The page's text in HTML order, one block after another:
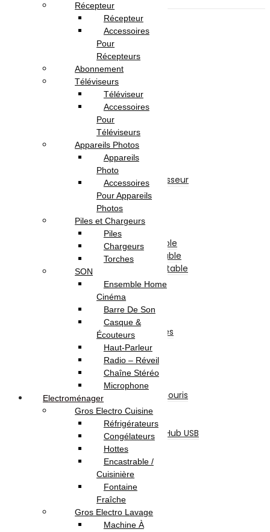
Informatique
Ordinateur Portable
Pc Portable
Pc Portable Gamer
Pc Portable Pro
Ordinateur de Bureau
Ecran
Pc de Bureau
Pc de Bureau Gamer
Pc Tout En Un
Composants Informatique
Disque Dur Interne
Afficheur
Ventilateur & Refroidisseur
Processeur
Barette Mémoire
Carte Mère
Carte Graphique
Clavier Pour Pc Portable
Batterie Pour Pc Portable
Chargeur Pour Pc Portable
Boite D’alimentation
Boitier
Lecteur & Graveur
Divers
Accessoires et Périphériques
Casque & Écouteur
Sacoche & Sac A Dos
Souris
Claviers
Ensemble Clavier et Souris
Tapis De Souris
Refroidisseur
Lecteur De Cartes & Hub USB
Accessoires Ecran
Accessoires Gaming
Webcam
Logiciels
Sécurité
Microsoft
Serveurs Informatique
Récepteur
Récepteur
Accessoires
Pour
Récepteurs
Abonnement
Téléviseurs
Téléviseur
Accessoires
Pour
Téléviseurs
Appareils Photos
Appareils
Photo
Accessoires
Pour Appareils
Photos
Piles et Chargeurs
Piles
Chargeurs
Torches
SON
Ensemble Home
Cinéma
Barre De Son
Casque &
Écouteurs
Haut-Parleur
Radio – Réveil
Chaîne Stéréo
Microphone
Electroménager
Gros Electro Cuisine
Réfrigérateurs
Congélateurs
Hottes
Encastrable /
Cuisinière
Fontaine
Fraîche
Gros Electro Lavage
Machine À